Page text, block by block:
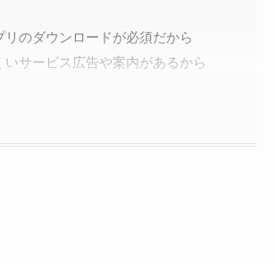
のダウンロードが必須だから
サービス広告や案内があるから